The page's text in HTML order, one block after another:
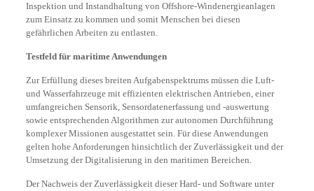
Inspektion und Instandhaltung von Offshore-Windenergieanlagen
zum Einsatz zu kommen und somit Menschen bei diesen
gefährlichen Arbeiten zu entlasten.
Testfeld für maritime Anwendungen
Zur Erfüllung dieses breiten Aufgabenspektrums müssen die Luft-
und Wasserfahrzeuge mit effizienten elektrischen Antrieben, einer
umfangreichen Sensorik, Sensordatenerfassung und -auswertung
sowie entsprechenden Algorithmen zur autonomen Durchführung
komplexer Missionen ausgestattet sein. Für diese Anwendungen
gelten hohe Anforderungen hinsichtlich der Zuverlässigkeit und der
Umsetzung der Digitalisierung in den maritimen Bereichen.
Der Nachweis der Zuverlässigkeit dieser Hard- und Software unter